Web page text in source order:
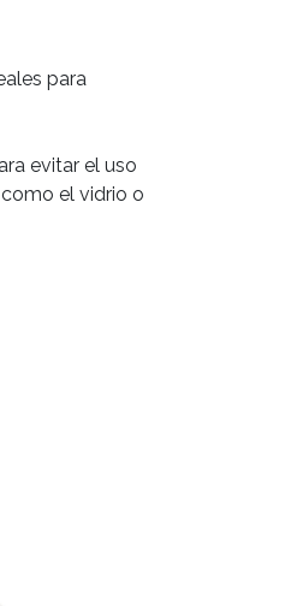
para
evitar el uso
el vidrio o